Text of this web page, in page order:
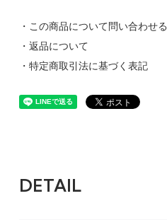
・この商品について問い合わせる
・返品について
・特定商取引法に基づく表記
DETAIL